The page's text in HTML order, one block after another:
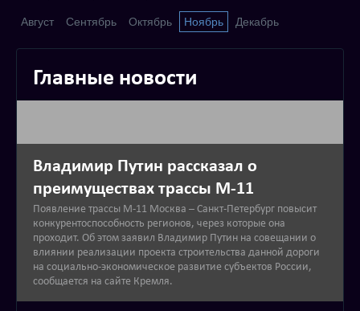
Август Сентябрь Октябрь Ноябрь Декабрь
Главные новости
Владимир Путин рассказал о
преимуществах трассы М-11
Появление трассы М-11 Москва – Санкт-Петербург повысит
конкурентоспособность регионов, через которые она
проходит. Об этом заявил Владимир Путин на совещании о
влиянии реализации проекта строительства данной дороги
на социально-экономическое развитие субъектов России,
сообщается на сайте Кремля.